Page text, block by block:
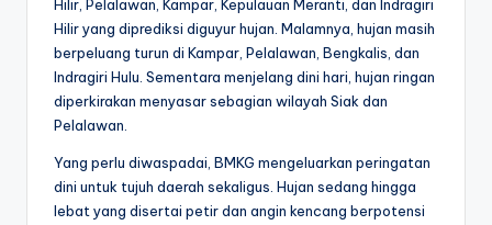
Hilir, Pelalawan, Kampar, Kepulauan Meranti, dan Indragiri
Hilir yang diprediksi diguyur hujan. Malamnya, hujan masih
berpeluang turun di Kampar, Pelalawan, Bengkalis, dan
Indragiri Hulu. Sementara menjelang dini hari, hujan ringan
diperkirakan menyasar sebagian wilayah Siak dan
Pelalawan.
Yang perlu diwaspadai, BMKG mengeluarkan peringatan
dini untuk tujuh daerah sekaligus. Hujan sedang hingga
lebat yang disertai petir dan angin kencang berpotensi